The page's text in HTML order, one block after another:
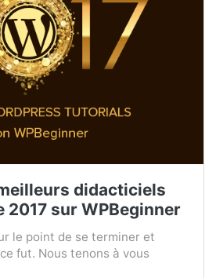
didacticiels
2017 sur WPBeginner
le point de se terminer et
fut. Nous tenons à vous